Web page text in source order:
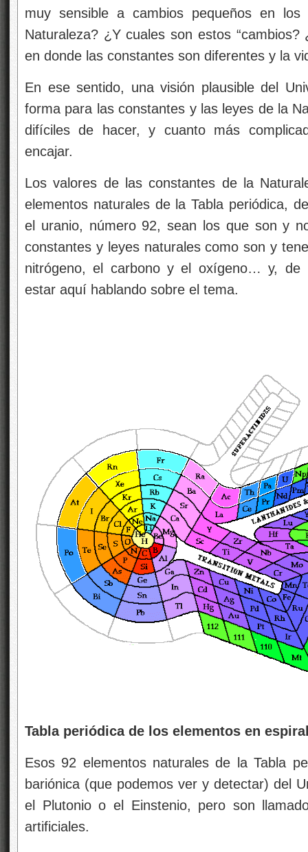
muy sensible a cambios pequeños en
Naturaleza? ¿Y cuales son estos “cambios?
en donde las constantes son diferentes y la
En ese sentido, una visión plausible del
forma para las constantes y las leyes de la
difíciles de hacer, y cuanto más
encajar.
Los valores de las constantes de la
elementos naturales de la Tabla periódica,
el uranio, número 92, sean los que son y
constantes y leyes naturales como son y
nitrógeno, el carbono y el oxígeno… y, de
estar aquí hablando sobre el tema.
Tabla periódica de los elementos en
Esos 92 elementos naturales de la Tabla
bariónica (que podemos ver y detectar) del
el Plutonio o el Einstenio, pero son
artificiales.